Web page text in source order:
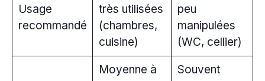
Usage
recommandé
très utilisées
(chambres,
cuisine)
peu
manipulées
(WC, cellier)
Moyenne à
Souvent